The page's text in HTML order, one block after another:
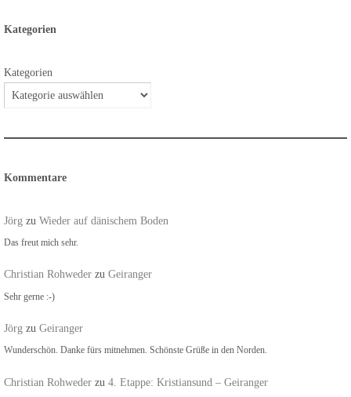
Kategorien
Kategorien
Kommentare
Jörg zu Wieder auf dänischem Boden
Das freut mich sehr.
Christian Rohweder zu Geiranger
Sehr gerne :-)
Jörg zu Geiranger
Wunderschön. Danke fürs mitnehmen. Schönste Grüße in den Norden.
Christian Rohweder zu 4. Etappe: Kristiansund – Geiranger